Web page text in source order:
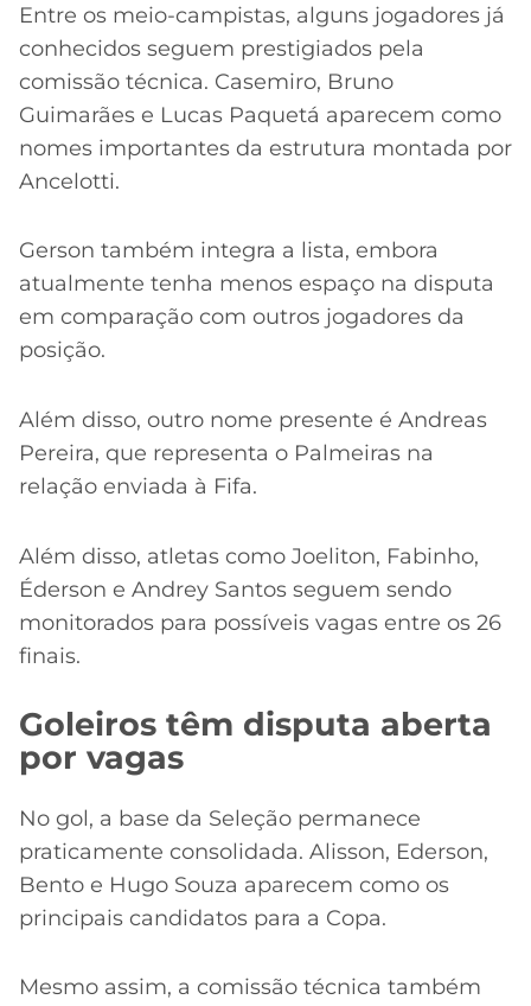
Entre os meio-campistas, alguns jogadores já
conhecidos seguem prestigiados pela
comissão técnica. Casemiro, Bruno
Guimarães e Lucas Paquetá aparecem como
nomes importantes da estrutura montada por
Ancelotti.
Gerson também integra a lista, embora
atualmente tenha menos espaço na disputa
em comparação com outros jogadores da
posição.
Além disso, outro nome presente é Andreas
Pereira, que representa o Palmeiras na
relação enviada à Fifa.
Além disso, atletas como Joeliton, Fabinho,
Éderson e Andrey Santos seguem sendo
monitorados para possíveis vagas entre os 26
finais.
Goleiros têm disputa aberta
por vagas
No gol, a base da Seleção permanece
praticamente consolidada. Alisson, Ederson,
Bento e Hugo Souza aparecem como os
principais candidatos para a Copa.
Mesmo assim, a comissão técnica também